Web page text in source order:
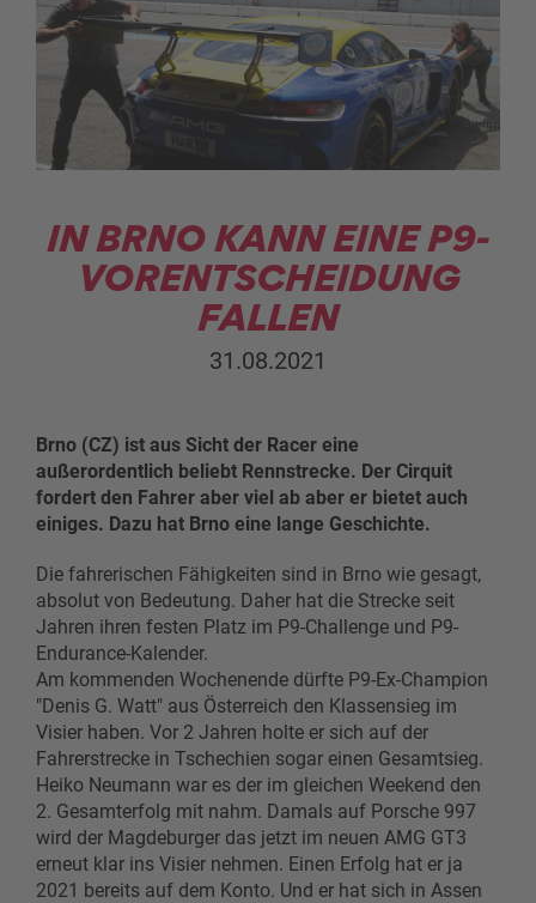
IN BRNO KANN EINE P9-
VORENTSCHEIDUNG
FALLEN
31.08.2021
Brno (CZ) ist aus Sicht der Racer eine
außerordentlich beliebt Rennstrecke. Der Cirquit
fordert den Fahrer aber viel ab aber er bietet auch
einiges. Dazu hat Brno eine lange Geschichte.
Die fahrerischen Fähigkeiten sind in Brno wie gesagt,
absolut von Bedeutung. Daher hat die Strecke seit
Jahren ihren festen Platz im P9-Challenge und P9-
Endurance-Kalender.
Am kommenden Wochenende dürfte P9-Ex-Champion
"Denis G. Watt" aus Österreich den Klassensieg im
Visier haben. Vor 2 Jahren holte er sich auf der
Fahrerstrecke in Tschechien sogar einen Gesamtsieg.
Heiko Neumann war es der im gleichen Weekend den
2. Gesamterfolg mit nahm. Damals auf Porsche 997
wird der Magdeburger das jetzt im neuen AMG GT3
erneut klar ins Visier nehmen. Einen Erfolg hat er ja
2021 bereits auf dem Konto. Und er hat sich in Assen